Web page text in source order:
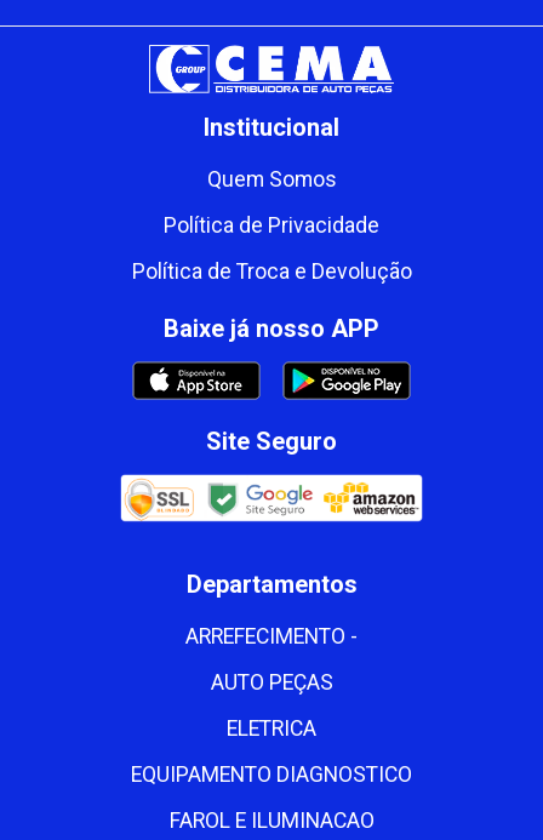
Institucional
Quem Somos
Política de Privacidade
Política de Troca e Devolução
Baixe já nosso APP
Site Seguro
Departamentos
ARREFECIMENTO -
AUTO PEÇAS
ELETRICA
EQUIPAMENTO DIAGNOSTICO
FAROL E ILUMINACAO